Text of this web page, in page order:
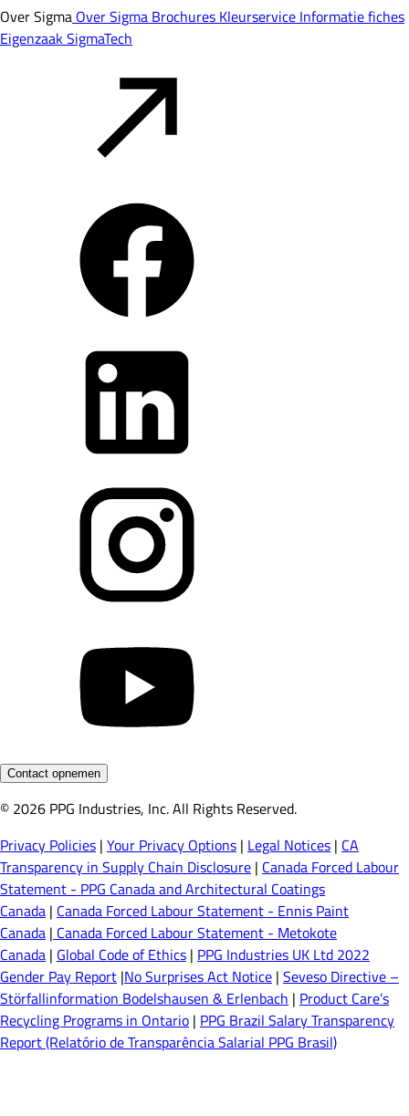
Over Sigma Over Sigma Brochures Kleurservice Informatie fiches
EigenzaakSigmaTech
Contact opnemen
© 2026 PPG Industries, Inc. All Rights Reserved.
Privacy Policies | Your Privacy Options | Legal Notices | CA
Transparency in Supply Chain Disclosure | Canada Forced Labour
Statement - PPG Canada and Architectural Coatings
Canada | Canada Forced Labour Statement - Ennis Paint
Canada | Canada Forced Labour Statement - Metokote
Canada | Global Code of Ethics | PPG Industries UK Ltd 2022
Gender Pay Report |No Surprises Act Notice | Seveso Directive –
Störfallinformation Bodelshausen & Erlenbach | Product Care’s
Recycling Programs in Ontario | PPG Brazil Salary Transparency
Report (Relatório de Transparência Salarial PPG Brasil)